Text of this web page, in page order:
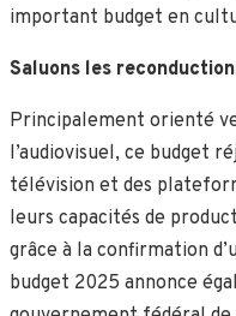
important budget en
Saluons les
Principalement orienté
l’audiovisuel, ce budget
télévision et des
leurs capacités de
grâce à la confirmation
budget 2025 annonce